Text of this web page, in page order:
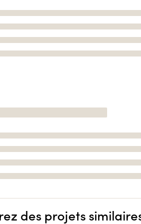
des projets